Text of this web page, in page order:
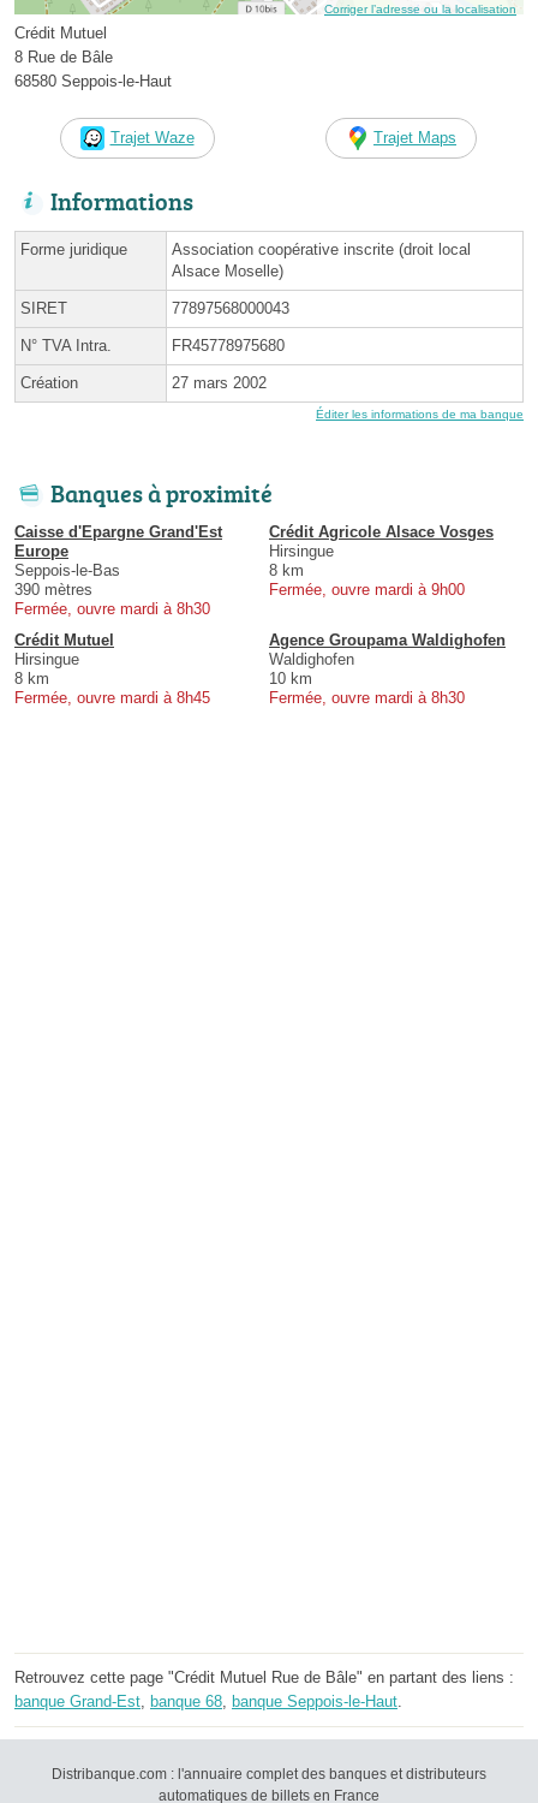
Corriger l’adresse ou la localisation
Crédit Mutuel
8 Rue de Bâle
68580 Seppois-le-Haut
Trajet Waze Trajet Maps
Informations
Forme juridique
Association coopérative inscrite (droit local
Alsace Moselle)
SIRET 77897568000043
N° TVA Intra. FR45778975680
Création 27 mars 2002
Éditer les informations de ma banque
Banques à proximité
Caisse d'Epargne Grand'Est
Europe
Seppois-le-Bas
390 mètres
Fermée, ouvre mardi à 8h30
Crédit Agricole Alsace Vosges
Hirsingue
8 km
Fermée, ouvre mardi à 9h00
Crédit Mutuel
Hirsingue
8 km
Fermée, ouvre mardi à 8h45
Agence Groupama Waldighofen
Waldighofen
10 km
Fermée, ouvre mardi à 8h30
Retrouvez cette page "Crédit Mutuel Rue de Bâle" en partant des liens :
banque Grand-Est
banque 68 banque Seppois-le-Haut
Distribanque.com : l'annuaire complet des banques et distributeurs
automatiques de billets en France